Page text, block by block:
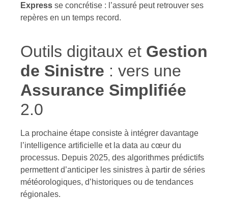
Express se concrétise : l’assuré peut retrouver ses
repères en un temps record.
Outils digitaux et Gestion
de Sinistre : vers une
Assurance Simplifiée
2.0
La prochaine étape consiste à intégrer davantage
l’intelligence artificielle et la data au cœur du
processus. Depuis 2025, des algorithmes prédictifs
permettent d’anticiper les sinistres à partir de séries
météorologiques, d’historiques ou de tendances
régionales.